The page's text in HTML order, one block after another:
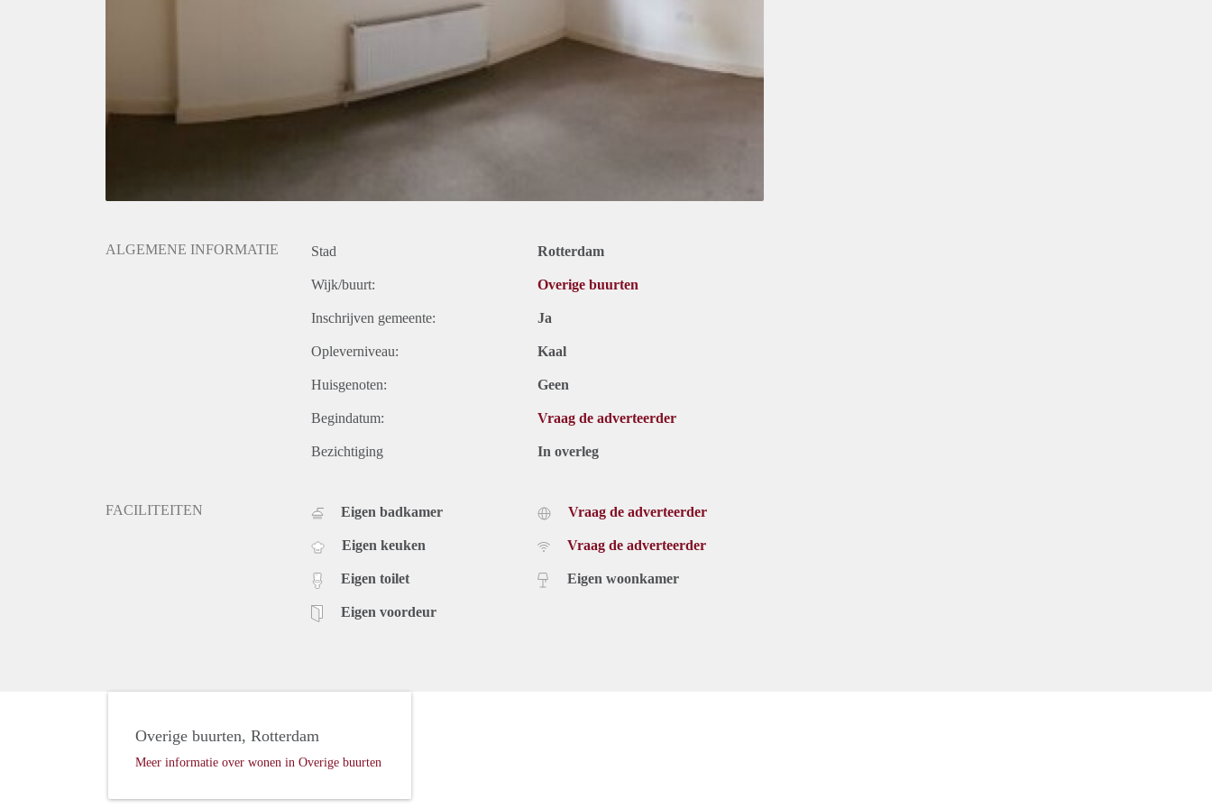
ALGEMENE INFORMATIE Stad Rotterdam
Wijk/buurt: Overige buurten
Inschrijven gemeente: Ja
Opleverniveau: Kaal
Huisgenoten: Geen
Begindatum: Vraag de adverteerder
Bezichtiging In overleg
FACILITEITEN Eigen badkamer
Eigen keuken
Eigen toilet
Eigen voordeur
Vraag de adverteerder
Vraag de adverteerder
Eigen woonkamer
Overige buurten, Rotterdam
Meer informatie over wonen in Overige buurten